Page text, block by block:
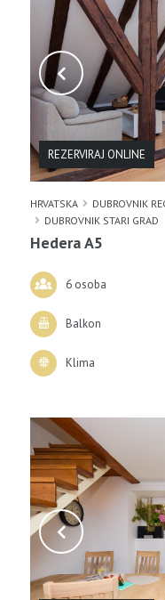
REZERVIRAJ ONLINE
HRVATSKA DUBROVNIK
DUBROVNIK STARI GRAD
Hedera A5
6 osoba
Balkon
Klima